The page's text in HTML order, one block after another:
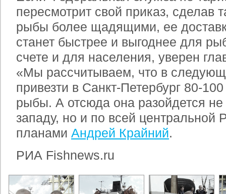
пересмотрит свой приказ, сделав
рыбы более щадящими, ее
станет быстрее и выгоднее для
счете и для населения, уверен
«Мы рассчитываем, что в
привезти в Санкт-Петербург 80-
рыбы. А отсюда она разойдется не
западу, но и по всей центральной
планами Андрей Крайний.
РИА Fishnews.ru